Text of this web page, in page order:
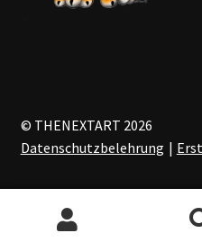
© THENEXTART 2026
Datenschutzbelehrung